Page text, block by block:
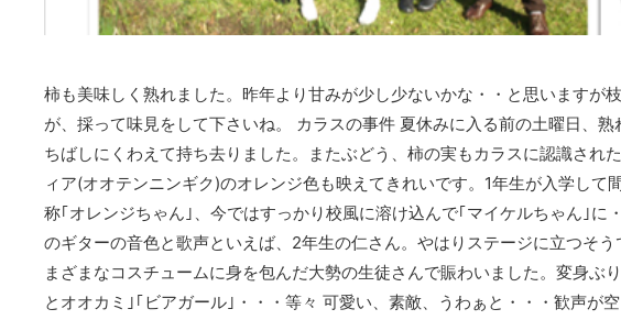
柿も美味しく熟れました。昨年より甘みが少し少ないかな・・と思いますが
が、採って味見をして下さいね。 カラスの事件 夏休みに入る前の土曜日、
ちばしにくわえて持ち去りました。またぶどう、柿の実もカラスに認識さ
ィア(オオテンニンギク)のオレンジ色も映えてきれいです。1年生が入学し
称｢オレンジちゃん｣、今ではすっかり校風に溶け込んで｢マイケルちゃん｣
のギターの音色と歌声といえば、2年生の仁さん。やはりステージに立つそ
まざまなコスチュームに身を包んだ大勢の生徒さんで賑わいました。変身
とオオカミ｣｢ビアガール｣・・・等々 可愛い、素敵、うわぁと・・・歓声が